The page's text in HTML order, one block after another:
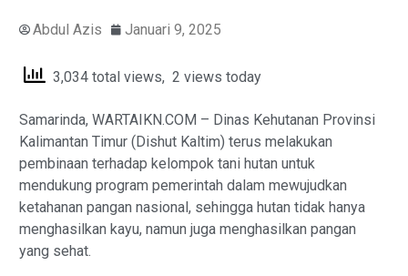
Abdul Azis Januari 9, 2025
3,034 total views, 2 views today
Samarinda, WARTAIKN.COM – Dinas Kehutanan Provinsi
Kalimantan Timur (Dishut Kaltim) terus melakukan
pembinaan terhadap kelompok tani hutan untuk
mendukung program pemerintah dalam mewujudkan
ketahanan pangan nasional, sehingga hutan tidak hanya
menghasilkan kayu, namun juga menghasilkan pangan
yang sehat.